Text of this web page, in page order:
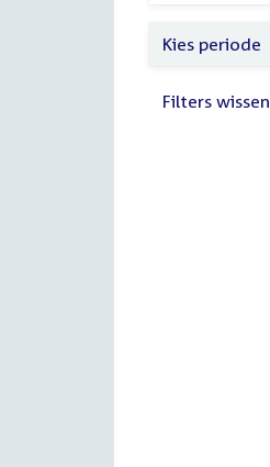
Kies periode
Filters wissen